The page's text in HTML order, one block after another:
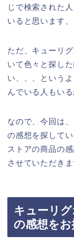
じで検索された
いると思います、
ただ、キューリ
いて色々と探し
い、、、という
んでいる人もい
なので、今回は
の感想を探して
ストアの商品の
させていただきま
キューリ
の感想を